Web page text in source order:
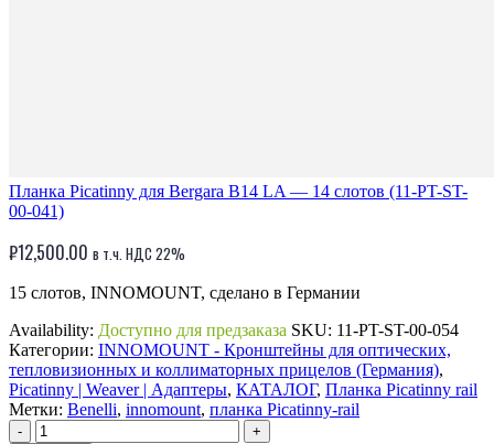
Планка Picatinny для Bergara B14 LA — 14 слотов (11-PT-ST-
00-041)
₽12,500.00 в т.ч. НДС 22%
15 слотов, INNOMOUNT, сделано в Германии
Availability: Доступно для предзаказа SKU: 11-PT-ST-00-054
Категории: INNOMOUNT - Кронштейны для оптических,
тепловизионных и коллиматорных прицелов (Германия),
Picatinny | Weaver | Адаптеры, КАТАЛОГ, Планка Picatinny rail
Метки: Benelli, innomount, планка Picatinny-rail
-
+